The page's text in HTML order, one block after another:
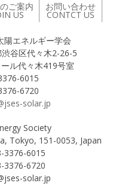
ご案内
US
お問い合わせ
CONTCT US
陽エネルギー学会
谷区代々木2-26-5
木419号室
6015
6720
solar.jp
Society
Tokyo, 151-0053, Japan
3376-6015
3376-6720
solar.jp